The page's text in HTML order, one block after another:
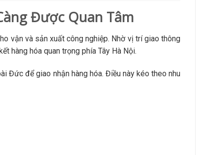
Được Quan Tâm
vận và sản xuất công nghiệp. Nhờ vị trí giao thông
hàng hóa quan trọng phía Tây Hà Nội.
Đức để giao nhận hàng hóa. Điều này kéo theo nhu